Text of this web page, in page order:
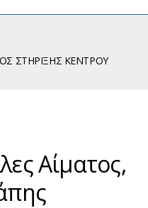
ΣΤΗΡΙΞΗΣ ΚΕΝΤΡΟΥ
Αίματος,